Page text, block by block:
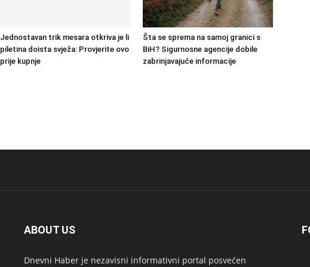
Jednostavan trik mesara otkriva je li
piletina doista svježa: Provjerite ovo
prije kupnje
Šta se sprema na samoj granici s
BiH? Sigurnosne agencije dobile
zabrinjavajuće informacije
ABOUT US
Dnevni Haber je nezavisni informativni portal posvećen